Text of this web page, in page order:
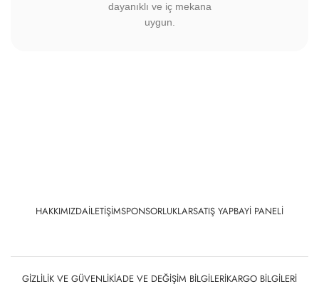
dayanıklı ve iç mekana
uygun.
HAKKIMIZDAİLETIŞIMSPONSORLUKLARSATIŞ YAPBAYI PANELI
GIZLILIK VE GÜVENLIKİADE VE DEĞIŞIM BILGILERIKARGO BILGILERI